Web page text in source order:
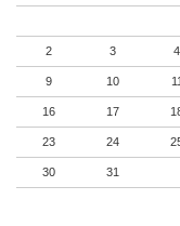
2 3 4
9 10 11
16 17
23 24
30 31